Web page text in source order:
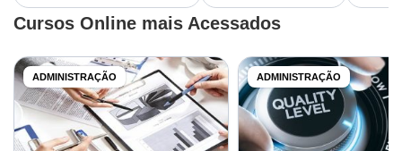
Cursos Online mais Acessados
ADMINISTRAÇÃO ADMINISTRAÇÃO